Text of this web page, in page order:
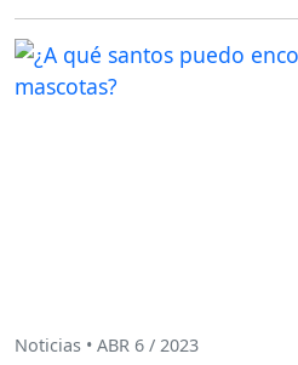
Noticias • ABR 6 / 2023